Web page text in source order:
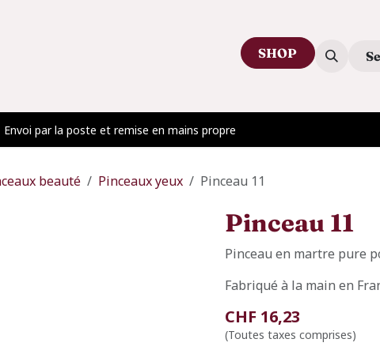
SHOP
Envoi par la poste et remise en mains propre
beauté Pinceaux yeux Pinceau 11
Pinceau 11
Pinceau en martre pure
Fabriqué à la main en
CHF 16,23
(Toutes taxes comprises)